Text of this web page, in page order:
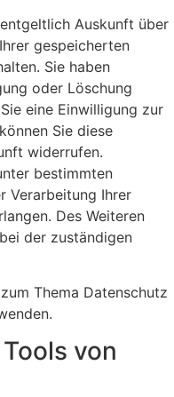
Auskunft über
gespeicherten
Sie haben
oder Löschung
eine Einwilligung zur
Sie diese
widerrufen.
bestimmten
Verarbeitung Ihrer
Des Weiteren
der zuständigen
Thema Datenschutz
von